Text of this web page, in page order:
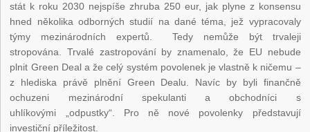
stát k roku 2030 nejspíše zhruba 250 eur, jak plyne z konsensu
hned několika odborných studií na dané téma, jež vypracovaly
týmy mezinárodních expertů. Tedy nemůže být trvaleji
stropována. Trvalé zastropování by znamenalo, že EU nebude
plnit Green Deal a že celý systém povolenek je vlastně k ničemu –
z hlediska právě plnění Green Dealu. Navíc by byli finančně
ochuzeni mezinárodní spekulanti a obchodníci s
uhlíkovými „odpustky“. Pro ně nové povolenky představují
investiční příležitost.